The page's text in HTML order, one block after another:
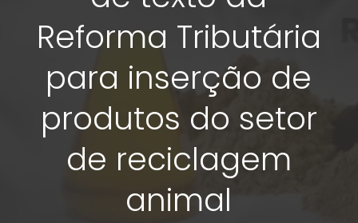
Reforma Tributária
para inserção de
produtos do setor
de reciclagem
animal